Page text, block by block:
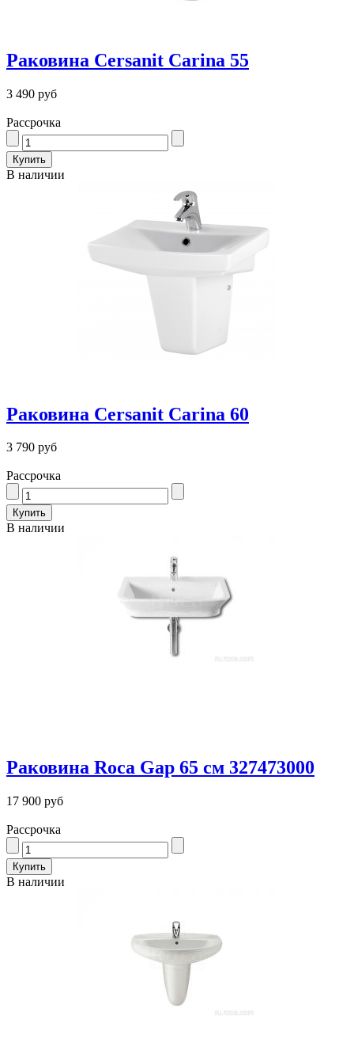
Раковина Cersanit Carina 55
3 490 руб
Рассрочка
В наличии
Раковина Cersanit Carina 60
3 790 руб
Рассрочка
В наличии
Раковина Roca Gap 65 см 327473000
17 900 руб
Рассрочка
В наличии